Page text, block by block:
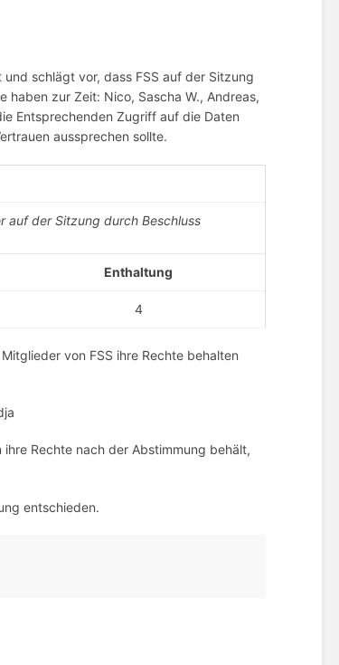
schlägt vor, dass FSS auf der Sitzung
haben zur Zeit: Nico, Sascha W., Andreas,
Entsprechenden Zugriff auf die Daten
aussprechen sollte.
auf der Sitzung durch Beschluss
Enthaltung
4
von FSS ihre Rechte behalten
Rechte nach der Abstimmung behält,
entschieden.